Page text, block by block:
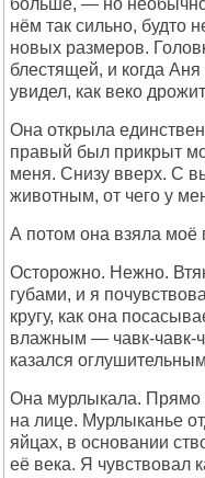
больше, — но
нём так сильно, будто
новых размеров.
блестящей, и когда
увидел, как веко
Она открыла
правый был прикрыт
меня. Снизу вверх. С
животным, от чего у
А потом она взяла моё
Осторожно. Нежно.
губами, и я
кругу, как она
влажным — чавк-чавк-
казался
Она мурлыкала. Прямо
на лице. Мурлыканье
яйцах, в основании
её века. Я чувствовал